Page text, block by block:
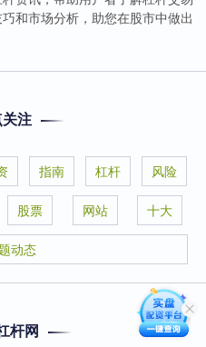
和市场分析，助您在股市中做出
注
指南 杠杆 风险
股票 网站 十大
动态
杆网